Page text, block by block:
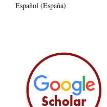
Español (España)